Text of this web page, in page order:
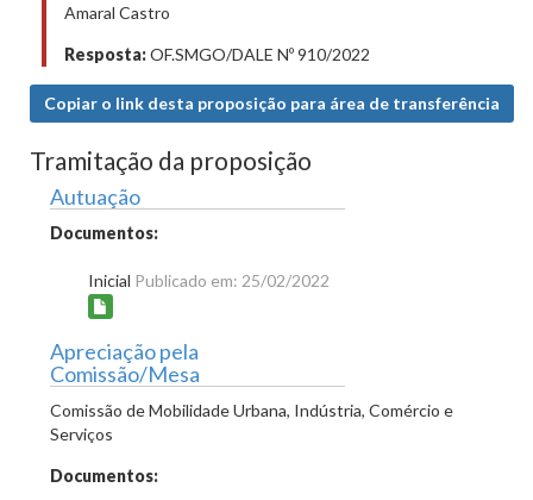
Amaral Castro
Resposta:OF.SMGO/DALE Nº 910/2022
Copiar o link desta proposição para área de transferência
Tramitação da proposição
Autuação
Documentos:
Inicial Publicado em: 25/02/2022
Apreciação pela
Comissão/Mesa
Comissão de Mobilidade Urbana, Indústria, Comércio e
Serviços
Documentos: